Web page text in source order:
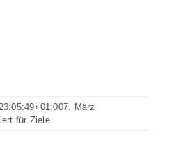
7. März
für Ziele